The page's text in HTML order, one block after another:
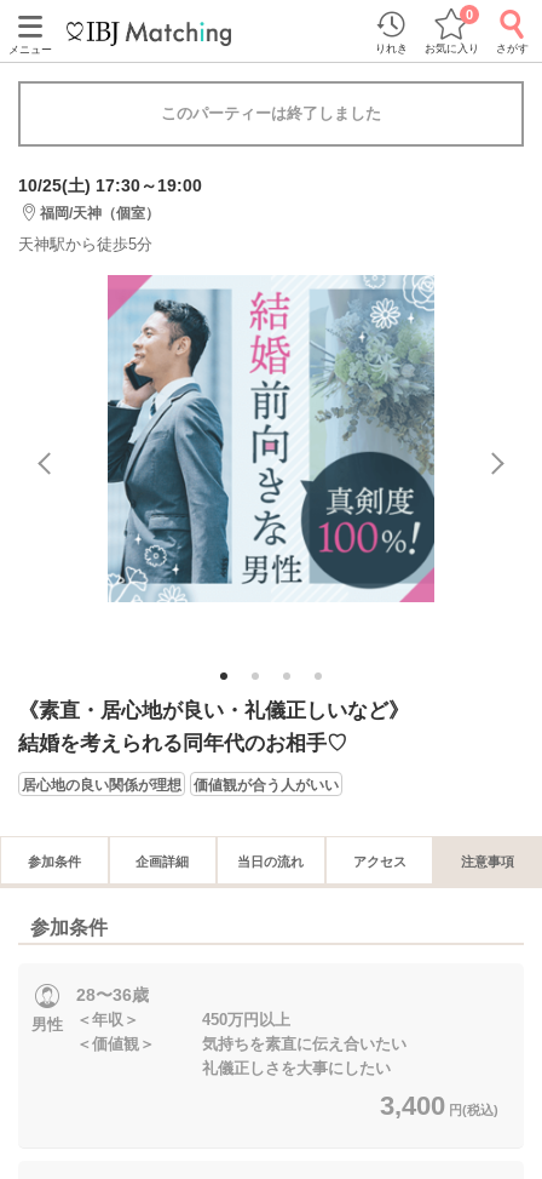
メニュー りれき お気に入り
0
さがす
このパーティーは終了しました
10/25(土) 17:30～19:00
福岡/天神（個室）
天神駅から徒歩5分
1 2 3 4
《素直・居心地が良い・礼儀正しいなど》
結婚を考えられる同年代のお相手♡
居心地の良い関係が理想 価値観が合う人がいい
参加条件 企画詳細 当日の流れ アクセス 注意事項
参加条件
男性
28〜36歳
＜年収＞ 450万円以上
＜価値観＞ 気持ちを素直に伝え合いたい
礼儀正しさを大事にしたい
3,400 円(税込)